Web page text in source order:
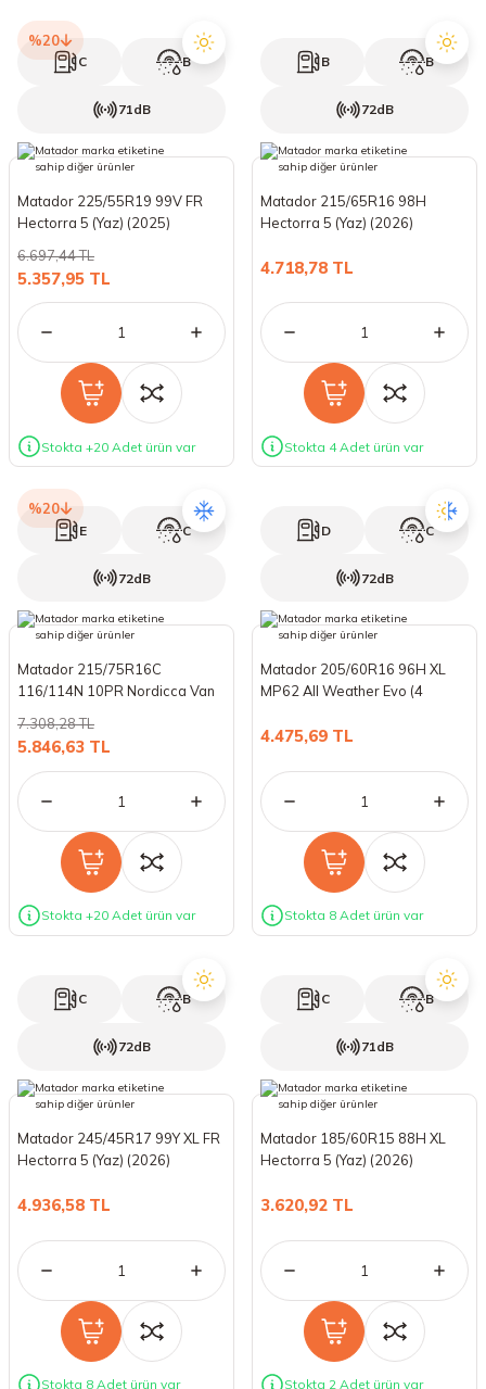
%20
C B
71dB
Matador 225/55R19 99V FR
Hectorra 5 (Yaz) (2025)
5.357,95 TL
6.697,44 TL
Stokta +20 Adet ürün var
B B
72dB
Matador 215/65R16 98H
Hectorra 5 (Yaz) (2026)
4.718,78 TL
Stokta 4 Adet ürün var
%20
E C
72dB
Matador 215/75R16C
116/114N 10PR Nordicca Van
5.846,63 TL
7.308,28 TL
Stokta +20 Adet ürün var
D C
72dB
Matador 205/60R16 96H XL
MP62 All Weather Evo (4
4.475,69 TL
Stokta 8 Adet ürün var
C B
72dB
Matador 245/45R17 99Y XL FR
Hectorra 5 (Yaz) (2026)
4.936,58 TL
Stokta 8 Adet ürün var
C B
71dB
Matador 185/60R15 88H XL
Hectorra 5 (Yaz) (2026)
3.620,92 TL
Stokta 2 Adet ürün var